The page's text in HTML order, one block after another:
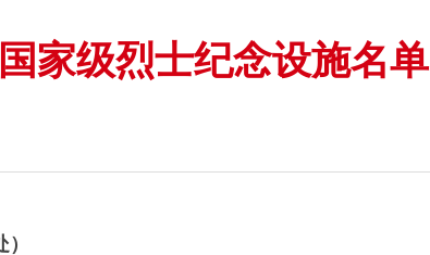
家级烈士纪念设施名单